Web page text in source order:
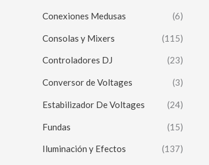
Conexiones Medusas (6)
Consolas y Mixers (115)
Controladores DJ (23)
Conversor de Voltages (3)
Estabilizador De Voltages (24)
Fundas (15)
Iluminación y Efectos (137)